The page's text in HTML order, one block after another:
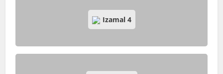
Izamal 4